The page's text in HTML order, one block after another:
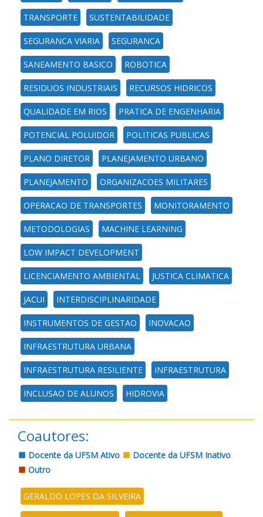
TRANSPORTE SUSTENTABILIDADE
SEGURANCA VIARIA SEGURANCA
SANEAMENTO BASICO ROBOTICA
RESIDUOS INDUSTRIAIS RECURSOS HIDRICOS
QUALIDADE EM RIOS PRATICA DE ENGENHARIA
POTENCIAL POLUIDOR POLITICAS PUBLICAS
PLANO DIRETOR PLANEJAMENTO URBANO
PLANEJAMENTO ORGANIZACOES MILITARES
OPERACAO DE TRANSPORTES MONITORAMENTO
METODOLOGIAS MACHINE LEARNING
LOW IMPACT DEVELOPMENT
LICENCIAMENTO AMBIENTAL JUSTICA CLIMATICA
JACUI INTERDISCIPLINARIDADE
INSTRUMENTOS DE GESTAO INOVACAO
INFRAESTRUTURA URBANA
INFRAESTRUTURA RESILIENTE INFRAESTRUTURA
INCLUSAO DE ALUNOS HIDROVIA
Coautores:
Docente da UFSM Ativo
Docente da UFSM Inativo
Outro
GERALDO LOPES DA SILVEIRA